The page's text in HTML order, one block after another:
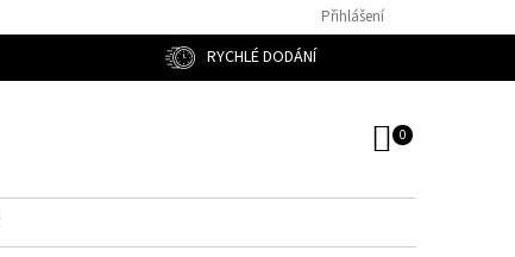
Přihlášení
RYCHLÉ DODÁNÍ